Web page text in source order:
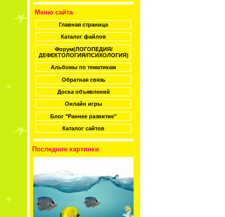
Меню сайта
Главная страница
Каталог файлов
Форум(ЛОГОПЕДИЯ/
ДЕФЕКТОЛОГИЯ/ПСИХОЛОГИЯ)
Альбомы по тематикам
Обратная связь
Доска объявлений
Онлайн игры
Блог "Раннее развитие"
Каталог сайтов
Последние картинки